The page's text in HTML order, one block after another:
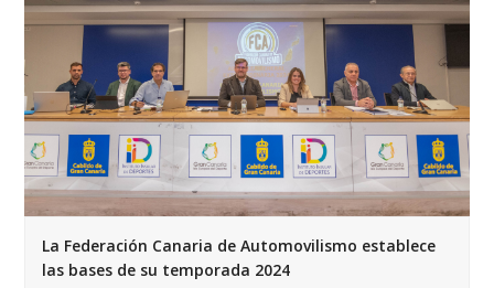
La Federación Canaria de Automovilismo establece
las bases de su temporada 2024